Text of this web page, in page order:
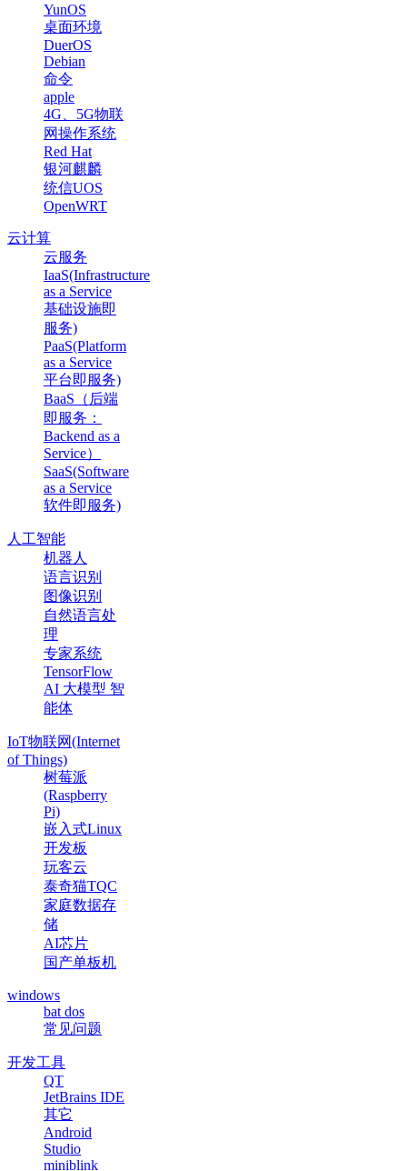
YunOS
桌面环境
DuerOS
Debian
命令
apple
4G、5G物联
网操作系统
Red Hat
银河麒麟
统信UOS
OpenWRT
云计算
云服务
IaaS(Infrastructure
as a Service
基础设施即
服务)
PaaS(Platform
as a Service
平台即服务)
BaaS（后端
即服务：
Backend as a
Service）
SaaS(Software
as a Service
软件即服务)
人工智能
机器人
语言识别
图像识别
自然语言处
理
专家系统
TensorFlow
AI 大模型 智
能体
IoT物联网(Internet
of Things)
树莓派
(Raspberry
Pi)
嵌入式Linux
开发板
玩客云
泰奇猫TQC
家庭数据存
储
AI芯片
国产单板机
windows
bat dos
常见问题
开发工具
QT
JetBrains IDE
其它
Android
Studio
miniblink